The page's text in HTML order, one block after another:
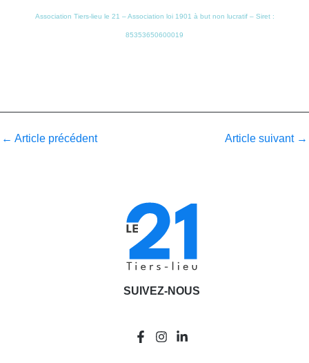
Association Tiers-lieu le 21 – Association loi 1901 à but non lucratif – Siret :
85353650600019
← Article précédent Article suivant →
SUIVEZ-NOUS